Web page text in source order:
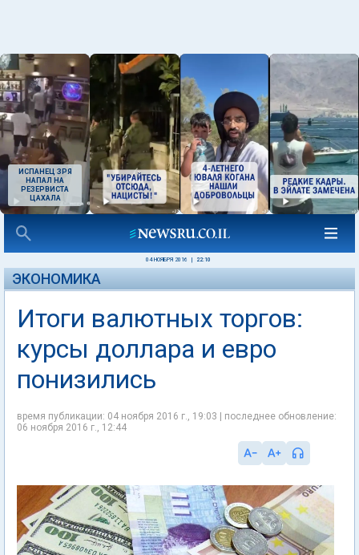
ИСПАНЕЦ ЗРЯ
НАПАЛ НА
РЕЗЕРВИСТА
ЦАХАЛА
04 НОЯБРЯ 2016 22:10
ЭКОНОМИКА
Итоги валютных торгов:
курсы доллара и евро
понизились
время публикации: 04 ноября 2016 г., 19:03 | последнее обновление:
06 ноября 2016 г., 12:44